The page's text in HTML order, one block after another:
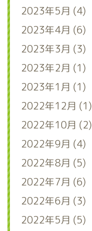
2023年5月 (4)
2023年4月 (6)
2023年3月 (3)
2023年2月 (1)
2023年1月 (1)
2022年12月 (1)
2022年10月 (2)
2022年9月 (4)
2022年8月 (5)
2022年7月 (6)
2022年6月 (3)
2022年5月 (5)